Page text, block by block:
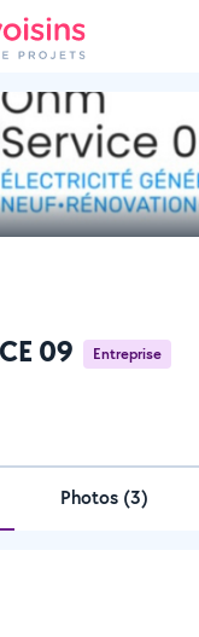
09 Entreprise
Photos (3)